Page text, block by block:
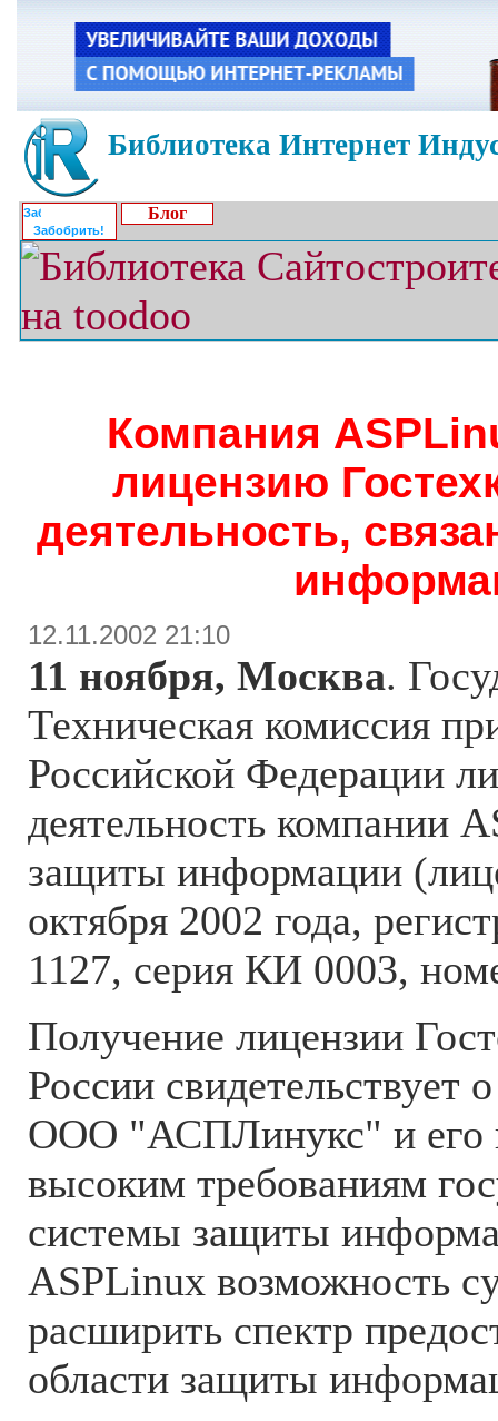
Библиотека Интернет
Забобрить!
Блог
Компания
лицензию
деятельность,
12.11.2002 21:10
11 ноября, Москва.
Техническая комиссия
Российской Федерации
деятельность компании
защиты информации
октября 2002 года,
1127, серия КИ 0003,
Получение лицензии
России свидетельствует
ООО "АСПЛинукс" и его
высоким требованиям
системы защиты
ASPLinux возможность
расширить спектр
области защиты